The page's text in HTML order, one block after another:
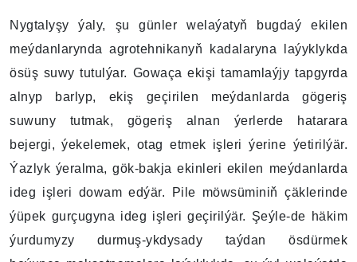
Nygtalyşy ýaly, şu günler welaýatyň bugdaý ekilen
meýdanlarynda agrotehnikanyň kadalaryna laýyklykda
ösüş suwy tutulýar. Gowaça ekişi tamamlaýjy tapgyrda
alnyp barlyp, ekiş geçirilen meýdanlarda gögeriş
suwuny tutmak, gögeriş alnan ýerlerde hatarara
bejergi, ýekelemek, otag etmek işleri ýerine ýetirilýär.
Ýazlyk ýeralma, gök-bakja ekinleri ekilen meýdanlarda
ideg işleri dowam edýär. Pile möwsüminiň çäklerinde
ýüpek gurçugyna ideg işleri geçirilýär. Şeýle-de häkim
ýurdumyzy durmuş-ykdysady taýdan ösdürmek